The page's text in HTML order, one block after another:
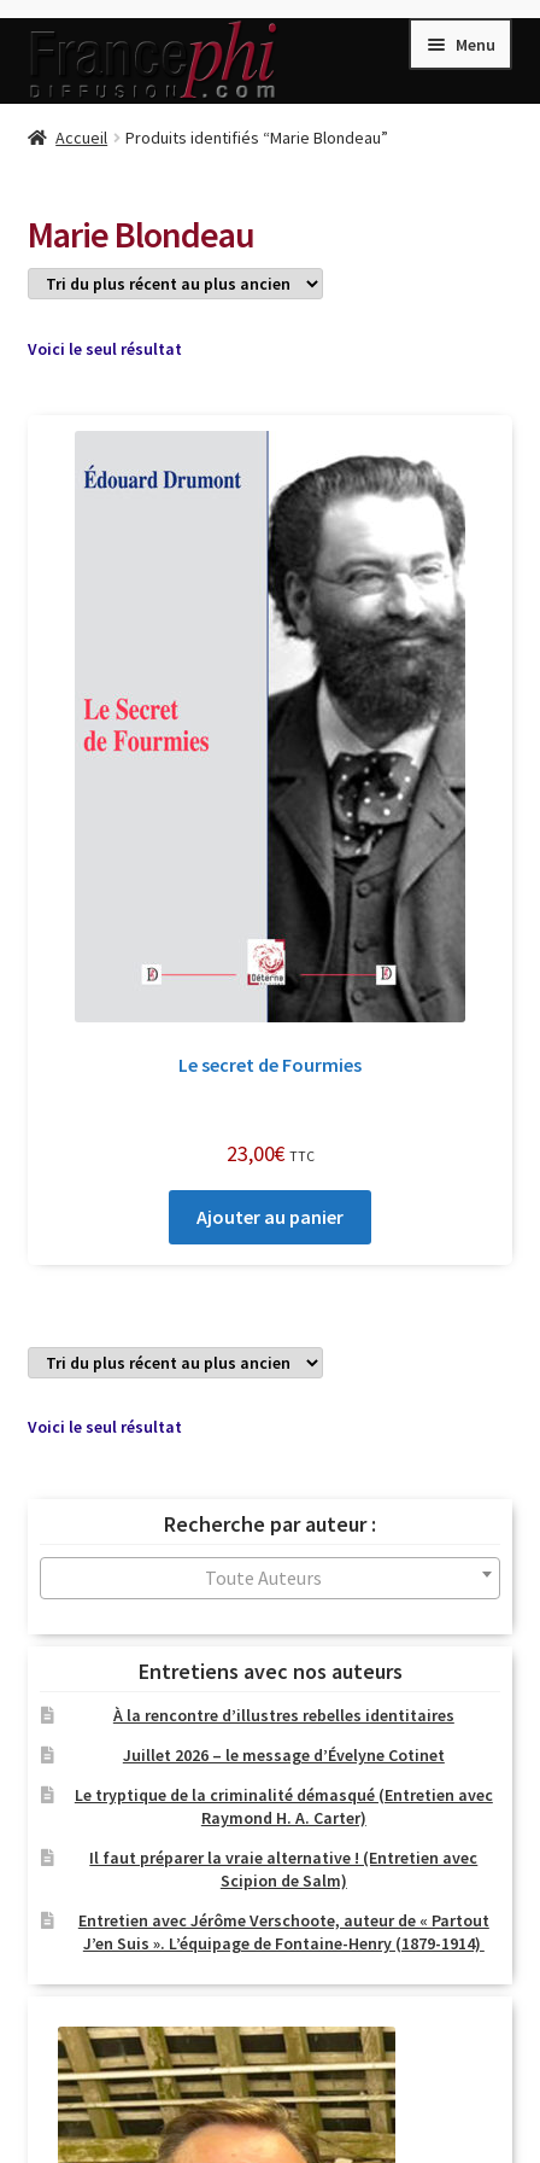
Aller
la
Aller
contenu
Menu
Accueil
Conditions de Vente
Connection
Listes d’Envies
Livres de Peter Randa
Panier
Politique de confidentialité et cookies
Accueil Produits identifiés “Marie Blondeau”
Marie Blondeau
Voici le seul résultat
Le secret de Fourmies
23,00€ TTC
Ajouter au panier
Voici le seul résultat
Recherche par auteur :
Toute Auteurs
Entretiens avec nos auteurs
À la rencontre d’illustres rebelles identitaires
Juillet 2026 – le message d’Évelyne Cotinet
Le tryptique de la criminalité démasqué (Entretien avec
Raymond H. A. Carter)
Il faut préparer la vraie alternative ! (Entretien avec
Scipion de Salm)
Entretien avec Jérôme Verschoote, auteur de « Partout
J’en Suis ». L’équipage de Fontaine-Henry (1879-1914)